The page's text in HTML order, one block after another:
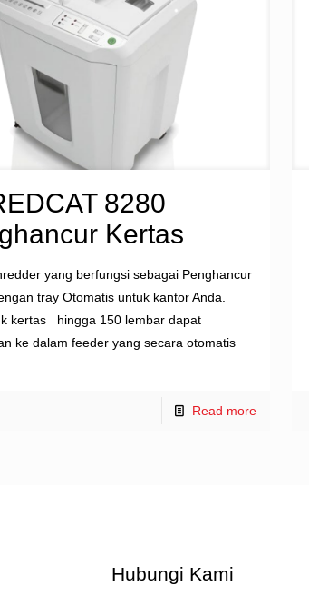
8280
Kertas
yang berfungsi sebagai Penghancur
tray Otomatis untuk kantor Anda.
kertas hingga 150 lembar dapat
ke dalam feeder yang secara otomatis
Read more
Hubungi Kami